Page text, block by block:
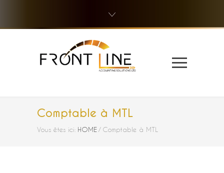
Comptable à MTL
Vous êtes ici: HOME / Comptable à MTL